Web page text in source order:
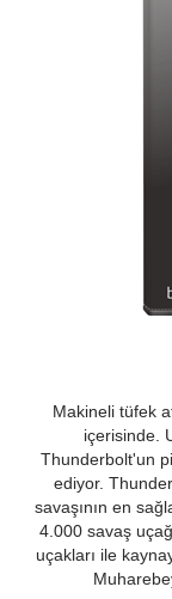
Makineli tüfek
içerisinde.
Thunderbolt'un
ediyor.
savaşının en
4.000 savaş
uçakları ile